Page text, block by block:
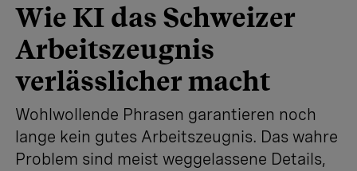
Wie KI das Schweizer
Arbeitszeugnis
verlässlicher macht
Wohlwollende Phrasen garantieren noch
lange kein gutes Arbeitszeugnis. Das wahre
Problem sind meist weggelassene Details,